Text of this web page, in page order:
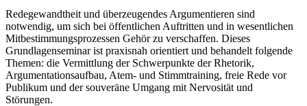
Redegewandtheit und überzeugendes Argumentieren sind
notwendig, um sich bei öffentlichen Auftritten und in wesentlichen
Mitbestimmungsprozessen Gehör zu verschaffen. Dieses
Grundlagenseminar ist praxisnah orientiert und behandelt folgende
Themen: die Vermittlung der Schwerpunkte der Rhetorik,
Argumentationsaufbau, Atem- und Stimmtraining, freie Rede vor
Publikum und der souveräne Umgang mit Nervosität und
Störungen.